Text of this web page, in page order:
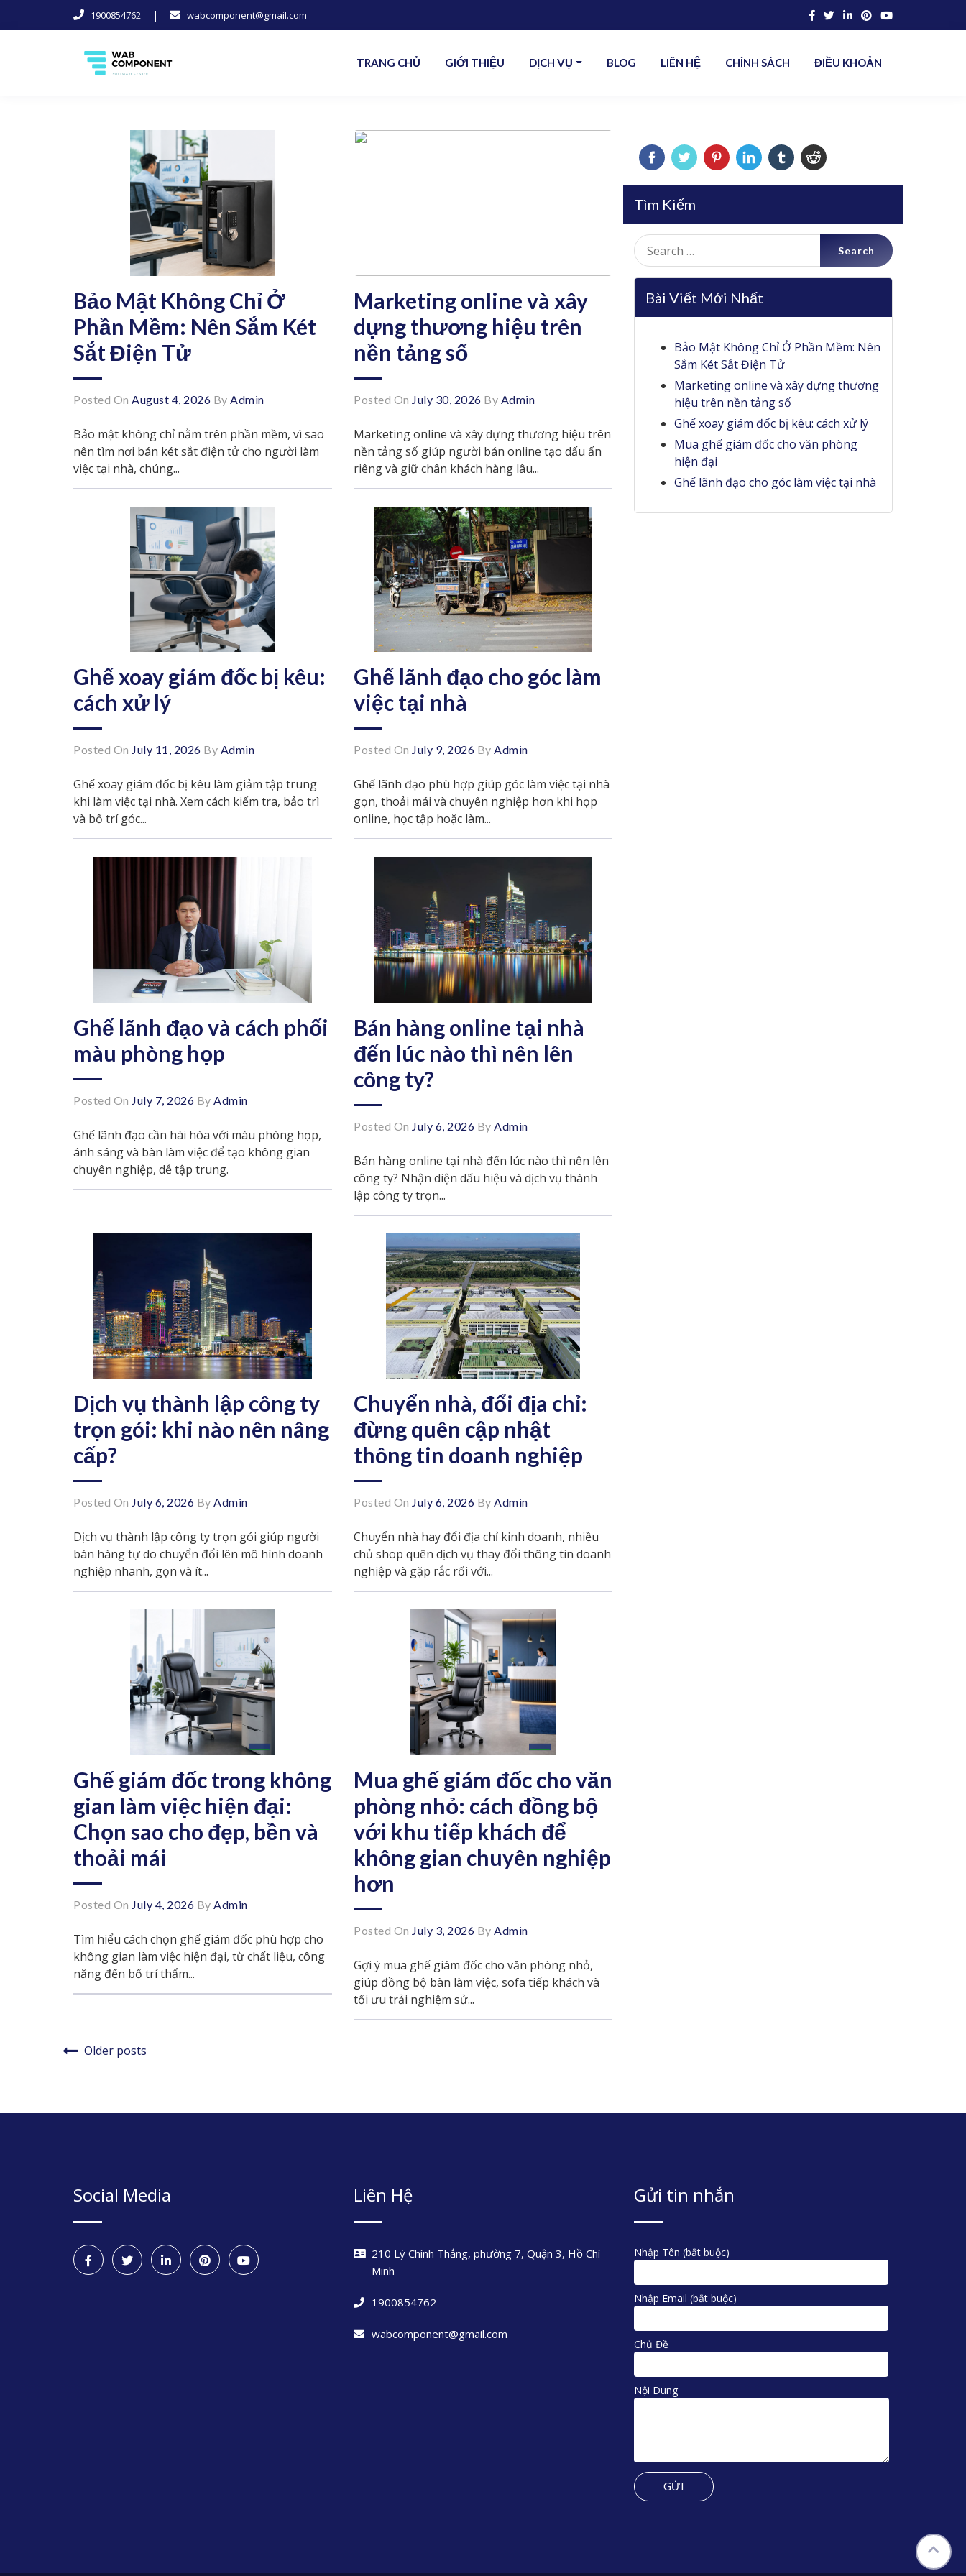
1900854762 | wabcomponent@gmail.com
TRANG CHỦ GIỚI THIỆU DỊCH VỤ BLOG LIÊN HỆ CHÍNH SÁCH ĐIỀU KHOẢN
Bảo Mật Không Chỉ Ở
Phần Mềm: Nên Sắm Két
Sắt Điện Tử
Posted On August 4, 2026 By Admin
Bảo mật không chỉ nằm trên phần mềm, vì sao
nên tìm nơi bán két sắt điện tử cho người làm
việc tại nhà, chúng...
Marketing online và xây
dựng thương hiệu trên
nền tảng số
Posted On July 30, 2026 By Admin
Marketing online và xây dựng thương hiệu trên
nền tảng số giúp người bán online tạo dấu ấn
riêng và giữ chân khách hàng lâu...
Ghế xoay giám đốc bị kêu:
cách xử lý
Posted On July 11, 2026 By Admin
Ghế xoay giám đốc bị kêu làm giảm tập trung
khi làm việc tại nhà. Xem cách kiểm tra, bảo trì
và bố trí góc...
Ghế lãnh đạo cho góc làm
việc tại nhà
Posted On July 9, 2026 By Admin
Ghế lãnh đạo phù hợp giúp góc làm việc tại nhà
gọn, thoải mái và chuyên nghiệp hơn khi họp
online, học tập hoặc làm...
Ghế lãnh đạo và cách phối
màu phòng họp
Posted On July 7, 2026 By Admin
Ghế lãnh đạo cần hài hòa với màu phòng họp,
ánh sáng và bàn làm việc để tạo không gian
chuyên nghiệp, dễ tập trung.
Bán hàng online tại nhà
đến lúc nào thì nên lên
công ty?
Posted On July 6, 2026 By Admin
Bán hàng online tại nhà đến lúc nào thì nên lên
công ty? Nhận diện dấu hiệu và dịch vụ thành
lập công ty trọn...
Dịch vụ thành lập công ty
trọn gói: khi nào nên nâng
cấp?
Posted On July 6, 2026 By Admin
Dịch vụ thành lập công ty trọn gói giúp người
bán hàng tự do chuyển đổi lên mô hình doanh
nghiệp nhanh, gọn và ít...
Chuyển nhà, đổi địa chỉ:
đừng quên cập nhật
thông tin doanh nghiệp
Posted On July 6, 2026 By Admin
Chuyển nhà hay đổi địa chỉ kinh doanh, nhiều
chủ shop quên dịch vụ thay đổi thông tin doanh
nghiệp và gặp rắc rối với...
Ghế giám đốc trong không
gian làm việc hiện đại:
Chọn sao cho đẹp, bền và
thoải mái
Posted On July 4, 2026 By Admin
Tìm hiểu cách chọn ghế giám đốc phù hợp cho
không gian làm việc hiện đại, từ chất liệu, công
năng đến bố trí thẩm...
Mua ghế giám đốc cho văn
phòng nhỏ: cách đồng bộ
với khu tiếp khách để
không gian chuyên nghiệp
hơn
Posted On July 3, 2026 By Admin
Gợi ý mua ghế giám đốc cho văn phòng nhỏ,
giúp đồng bộ bàn làm việc, sofa tiếp khách và
tối ưu trải nghiệm sử...
Posts
Older posts
Tìm Kiếm
Search
for:
Bài Viết Mới Nhất
Bảo Mật Không Chỉ Ở Phần Mềm: Nên
Sắm Két Sắt Điện Tử
Marketing online và xây dựng thương
hiệu trên nền tảng số
Ghế xoay giám đốc bị kêu: cách xử lý
Mua ghế giám đốc cho văn phòng
hiện đại
Ghế lãnh đạo cho góc làm việc tại nhà
Social Media Liên Hệ
210 Lý Chính Thắng, phường 7, Quận 3, Hồ Chí
Minh
1900854762
wabcomponent@gmail.com
Gửi tin nhắn
Nhập Tên (bắt buộc)
Nhập Email (bắt buộc)
Chủ Đề
Nội Dung